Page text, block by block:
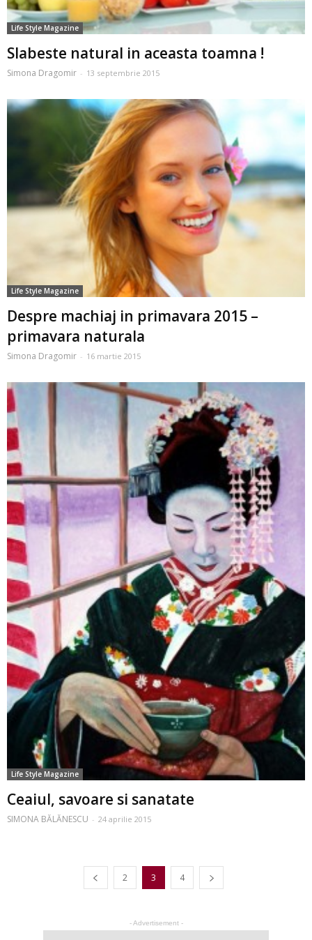
Life Style Magazine
Slabeste natural in aceasta toamna !
Simona Dragomir - 13 septembrie 2015
Life Style Magazine
Despre machiaj in primavara 2015 –
primavara naturala
Simona Dragomir - 16 martie 2015
Life Style Magazine
Ceaiul, savoare si sanatate
SIMONA BĂLĂNESCU - 24 aprilie 2015
2 3 4
- Advertisement -